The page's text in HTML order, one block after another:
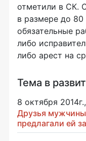
отметили в СК.
в размере до 80
обязательные
либо
либо арест на
Тема в
8 октября
Друзья
предлагали ей